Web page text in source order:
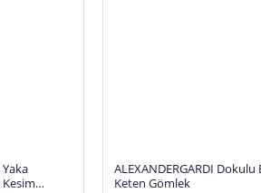
ALEXANDERGARDI Dokulu
Keten Gömlek